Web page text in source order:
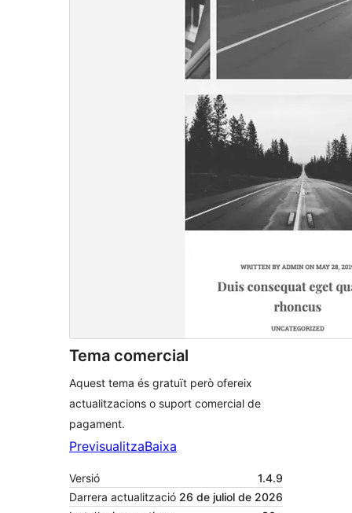
Tema comercial
Aquest tema és gratuït però ofereix
actualitzacions o suport comercial de
pagament.
PrevisualitzaBaixa
Versió
1.4.9
Darrera actualització 26 de juliol de 2026